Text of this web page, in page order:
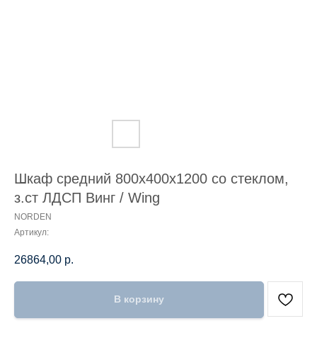
Шкаф средний 800х400х1200 со стеклом,
з.ст ЛДСП Винг / Wing
NORDEN
Артикул:
26864,00 р.
В корзину